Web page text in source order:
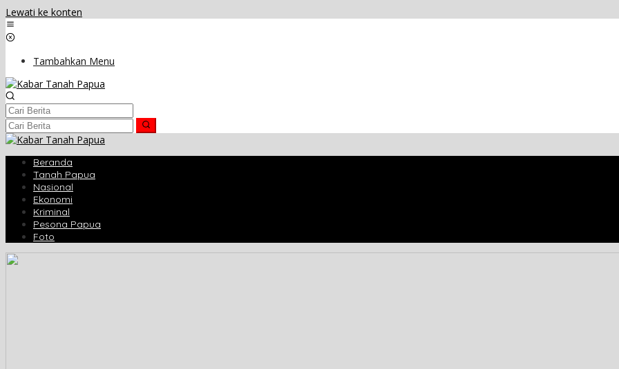
Lewati ke konten
Tambahkan Menu
Beranda
Tanah Papua
Nasional
Ekonomi
Kriminal
Pesona Papua
Foto